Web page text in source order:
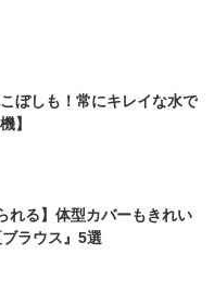
ぼしも！常にキレイな水で
】
れる】体型カバーもきれい
ラウス』5選